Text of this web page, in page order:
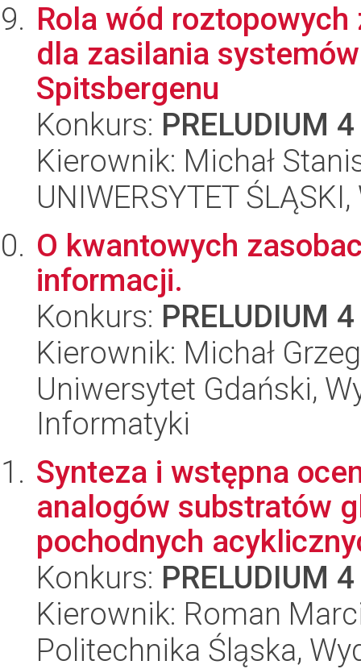
Rola wód
dla zasilania
Spitsbergenu
Konkurs: PRELUDIUM 4
Kierownik: Michał
UNIWERSYTET
O kwantowych
informacji.
Konkurs: PRELUDIUM 4
Kierownik: Michał
Uniwersytet Gdański,
Informatyki
Synteza i wstępna
analogów substratów
pochodnych
Konkurs: PRELUDIUM 4
Kierownik: Roman
Politechnika Śląska,